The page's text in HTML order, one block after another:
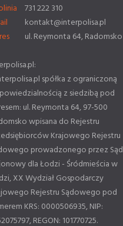
731 222 310
kontakt@interpolisa.pl
ul. Reymonta 64, Radomsko
spółka z ograniczoną
z siedzibą pod
ul. Reymonta 64, 97-500
wpisana do Rejestru
Krajowego Rejestru
prowadzonego przez Sąd
dla Łodzi - Śródmieścia w
XX Wydział Gospodarczy
Rejestru Sądowego pod
KRS: 0000506935, NIP:
REGON: 101770725.